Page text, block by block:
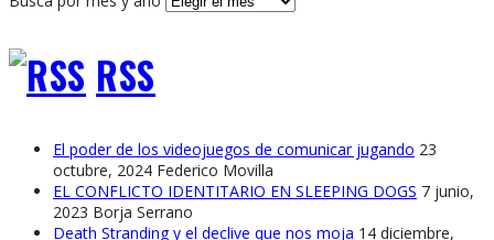
RSS
El poder de los videojuegos de comunicar jugando 23
octubre, 2024 Federico Movilla
EL CONFLICTO IDENTITARIO EN SLEEPING DOGS 7 junio,
2023 Borja Serrano
Death Stranding y el declive que nos moja 14 diciembre,